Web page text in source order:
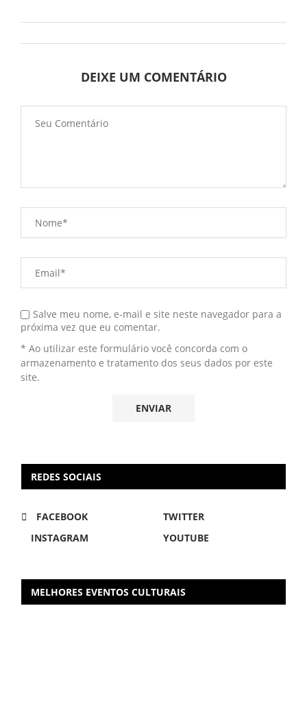
DEIXE UM COMENTÁRIO
Salve meu nome, e-mail e site neste navegador para a
próxima vez que eu comentar.
* Ao utilizar este formulário você concorda com o
armazenamento e tratamento dos seus dados por este
site.
REDES SOCIAIS
FACEBOOK
TWITTER
INSTAGRAM
YOUTUBE
MELHORES EVENTOS CULTURAIS